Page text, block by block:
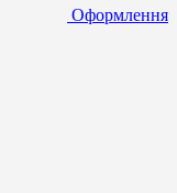
Оформлення